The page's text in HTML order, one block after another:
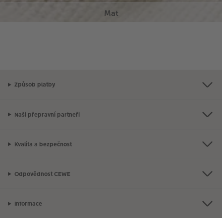
Způsob platby
Naši přepravní partneři
Kvalita a bezpečnost
Odpovědnost CEWE
Informace